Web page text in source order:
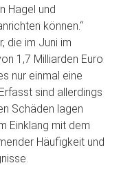
Hagel und
können.“
die im Juni im
1,7 Milliarden Euro
nur einmal eine
sind allerdings
Schäden lagen
Einklang mit dem
Häufigkeit und